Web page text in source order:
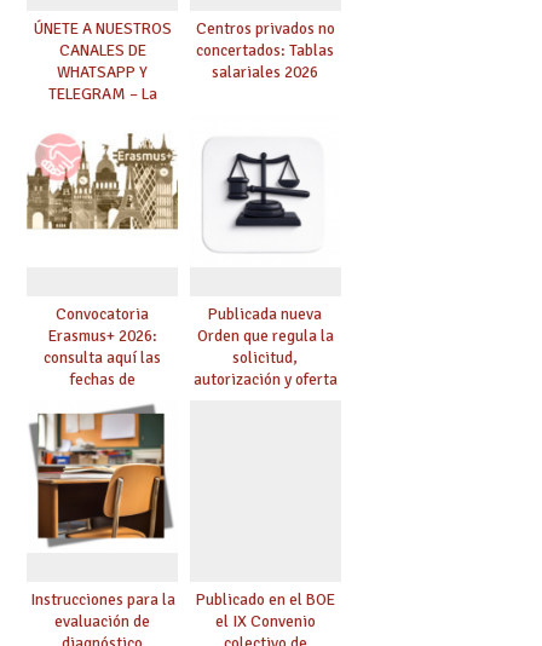
ÚNETE A NUESTROS
CANALES DE
WHATSAPP Y
TELEGRAM – La
instante
Centros privados no
concertados: Tablas
salariales 2026
Convocatoria
Erasmus+ 2026:
consulta aquí las
fechas de
presentación de
proyectos, guías, etc.
Publicada nueva
Orden que regula la
solicitud,
autorización y oferta
Instrucciones para la
evaluación de
Publicado en el BOE
el IX Convenio